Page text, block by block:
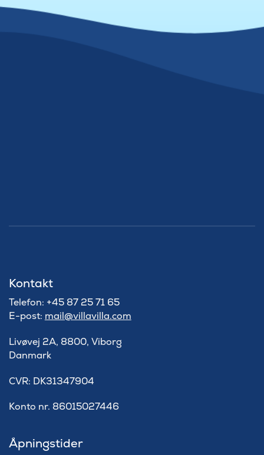
Kontakt
Telefon: +45 87 25 71 65
E-post: mail@villavilla.com
Livøvej 2A, 8800, Viborg
Danmark
​CVR: DK31347904
Konto nr. 86015027446
Åpningstider